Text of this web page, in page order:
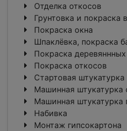
Отделка откосов
Грунтовка и покраска
Покраска окна
Шпаклёвка, покраска
Покраска
Покраска откосов
Стартовая штукатурка
Машинная штукатурка
Машинная штукатурка
Набивка
Монтаж гипсокартона